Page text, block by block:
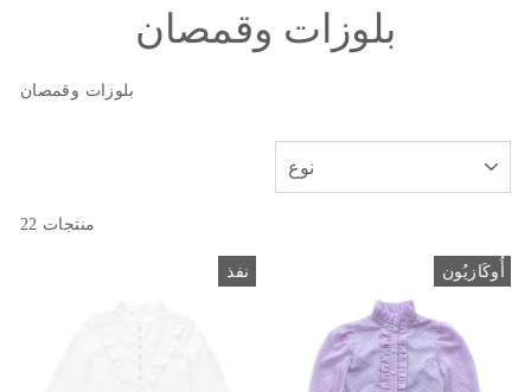
بلوزات وقمصان
بلوزات وقمصان
22 منتجات
نفذ أُوكَازيُون